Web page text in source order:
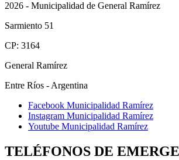
2026 - Municipalidad de General Ramírez
Sarmiento 51
CP: 3164
General Ramírez
Entre Ríos - Argentina
Facebook Municipalidad Ramírez
Instagram Municipalidad Ramírez
Youtube Municipalidad Ramírez
TELÉFONOS DE